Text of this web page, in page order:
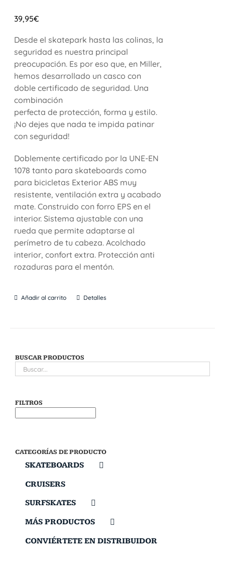
39,95€
Desde el skatepark hasta las colinas, la
seguridad es nuestra principal
preocupación. Es por eso que, en Miller,
hemos desarrollado un casco con
doble certificado de seguridad. Una
combinación
perfecta de protección, forma y estilo.
¡No dejes que nada te impida patinar
con seguridad!
Doblemente certificado por la UNE-EN
1078 tanto para skateboards como
para bicicletas Exterior ABS muy
resistente, ventilación extra y acabado
mate. Construido con forro EPS en el
interior. Sistema ajustable con una
rueda que permite adaptarse al
perímetro de tu cabeza. Acolchado
interior, confort extra. Protección anti
rozaduras para el mentón.
Añadir al carrito Detalles
BUSCAR PRODUCTOS
FILTROS
CATEGORÍAS DE PRODUCTO
SKATEBOARDS
CRUISERS
SURFSKATES
MÁS PRODUCTOS
CONVIÉRTETE EN DISTRIBUIDOR